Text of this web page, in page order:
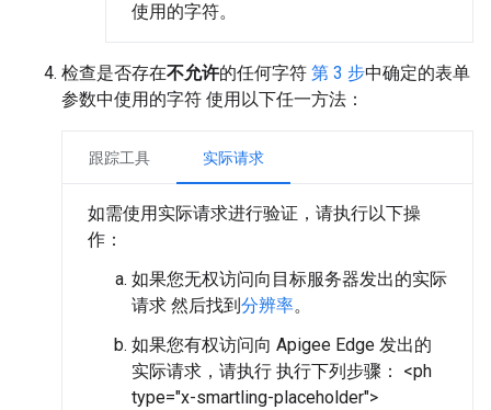
使用的字符。
检查是否存在不允许的任何字符 第 3 步中确定的表单
参数中使用的字符 使用以下任一方法：
跟踪工具 实际请求
如需使用实际请求进行验证，请执行以下操
作：
如果您无权访问向目标服务器发出的实际
请求 然后找到分辨率。
如果您有权访问向 Apigee Edge 发出的
实际请求，请执行 执行下列步骤： <ph
type="x-smartling-placeholder">